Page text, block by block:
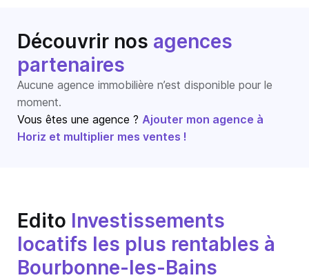
Découvrir nos agences
partenaires
Aucune agence immobilière n’est disponible pour le
moment.
Vous êtes une agence ? Ajouter mon agence à
Horiz et multiplier mes ventes !
Edito Investissements
locatifs les plus rentables à
Bourbonne-les-Bains